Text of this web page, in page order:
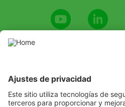
Youtube
Channel
instrucciones de la etiqueta y la
su uso, y preste especial atención a
pictogramas y frases de riesgo para